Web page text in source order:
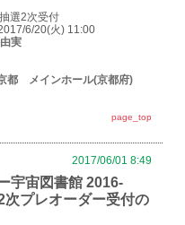
選2次受付
6/20(火) 11:00
実
都 メインホール(京都府)
page_top
2017/06/01 8:49
宇宙図書館 2016-
プレオーダー受付の